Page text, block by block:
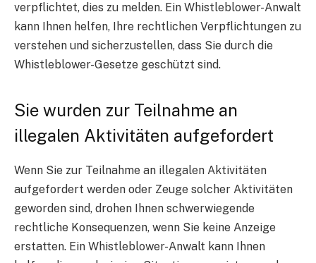
verpflichtet, dies zu melden. Ein Whistleblower-Anwalt
kann Ihnen helfen, Ihre rechtlichen Verpflichtungen zu
verstehen und sicherzustellen, dass Sie durch die
Whistleblower-Gesetze geschützt sind.
Sie wurden zur Teilnahme an
illegalen Aktivitäten aufgefordert
Wenn Sie zur Teilnahme an illegalen Aktivitäten
aufgefordert werden oder Zeuge solcher Aktivitäten
geworden sind, drohen Ihnen schwerwiegende
rechtliche Konsequenzen, wenn Sie keine Anzeige
erstatten. Ein Whistleblower-Anwalt kann Ihnen